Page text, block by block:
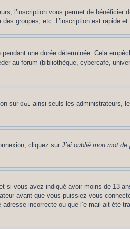
l’inscription vous permet de bénéficier
groupes, etc. L’inscription est rapide
une durée déterminée. Cela
au forum (bibliothèque, cybercafé,
sur Oui ainsi seuls les administrateurs,
cliquez sur J’ai oublié mon mot de
vous avez indiqué avoir moins de 13
avant que vous puissiez vous
incorrecte ou que l’e-mail ait été